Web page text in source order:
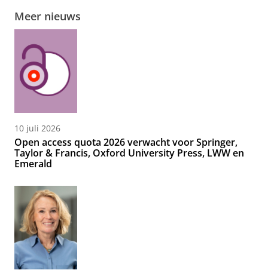
Meer nieuws
10 juli 2026
Open access quota 2026 verwacht voor Springer,
Taylor & Francis, Oxford University Press, LWW en
Emerald